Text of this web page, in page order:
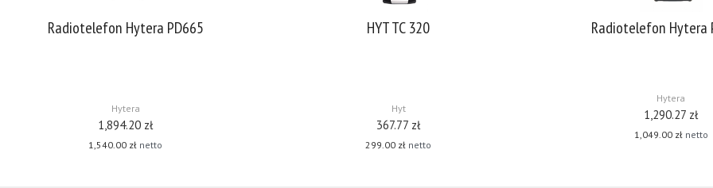
Radiotelefon Hytera PD665
Hytera
1,894.20 zł
1,540.00 zł netto
HYT TC 320
Hyt
367.77 zł
299.00 zł netto
Radiotelefon Hytera
Hytera
1,290.27 zł
1,049.00 złnetto